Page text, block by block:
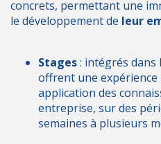
concrets, permettant une
le développement de leur
Stages: intégrés dans
offrent une
application des
entreprise, sur des
semaines à plusieurs